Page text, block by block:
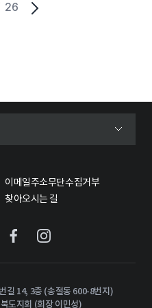
26
이메일주소무단수집거부
찾아오시는 길
길 14, 3층 (송절동 600-8번지)
도지회 (회장 이민성)